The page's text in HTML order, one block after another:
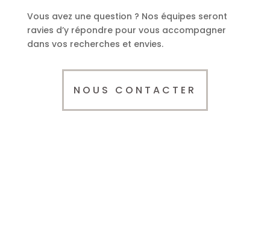
Vous avez une question ? Nos équipes seront
ravies d’y répondre pour vous accompagner
dans vos recherches et envies.
NOUS CONTACTER